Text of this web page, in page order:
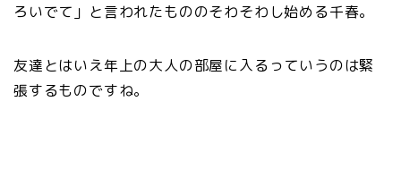
ろいでて」と言われたもののそわそわし始める千春。
友達とはいえ年上の大人の部屋に入るっていうのは緊
張するものですね。